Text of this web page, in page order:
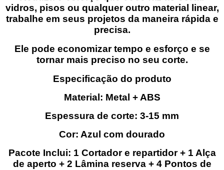
vidros, pisos ou qualquer outro material linear,
trabalhe em seus projetos da maneirarápida e
precisa.
Ele pode economizar tempo e esforço e se
tornar mais preciso no seu corte.
Especificação do produto
Material: Metal + ABS
Espessura de corte: 3-15 mm
Cor: Azul com dourado
Pacote Inclui: 1 Cortador e repartidor + 1 Alça
de aperto + 2 Lâmina reserva + 4 Pontos de